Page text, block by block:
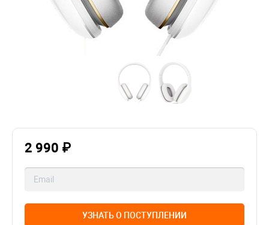
2 990 ₽
УЗНАТЬ О ПОСТУПЛЕНИИ